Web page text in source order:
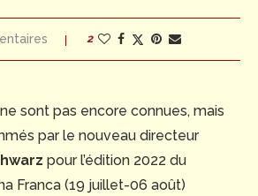
2
sont pas encore connues, mais
par le nouveau directeur
pour l’édition 2022 du
Franca (19 juillet-06 août)